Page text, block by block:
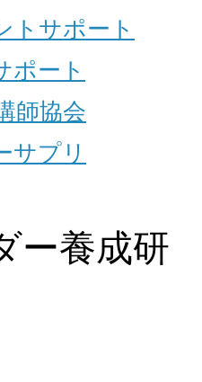
トサポート
ポート
師協会
サプリ
ー養成研